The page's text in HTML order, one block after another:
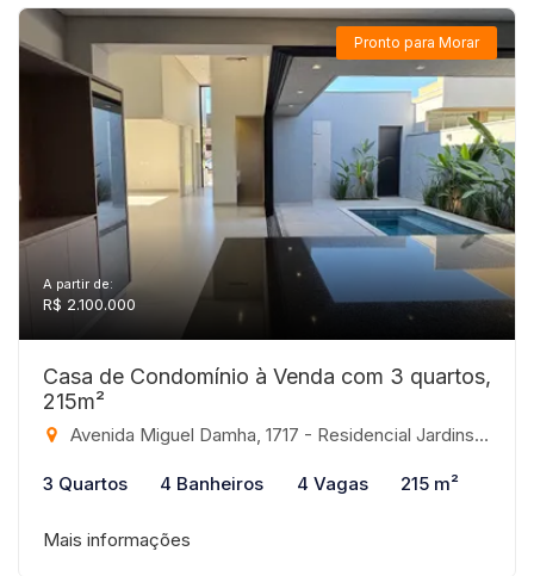
Pronto para Morar
A partir de:
R$ 2.100.000
Casa de Condomínio à Venda com 3 quartos,
215m²
Avenida Miguel Damha, 1717 - Residencial Jardins, São José do Rio Preto-SP
3 Quartos 4 Banheiros 4 Vagas 215 m²
Mais informações